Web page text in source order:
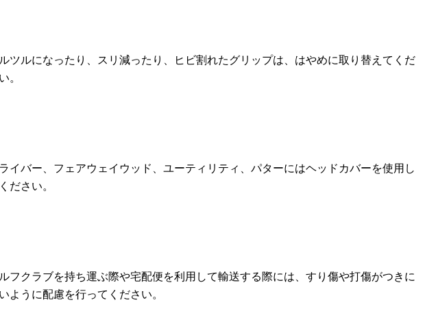
ツルになったり、スリ減ったり、ヒビ割れたグリップは、はやめに取り替えてくだ
。
ライバー、フェアウェイウッド、ユーティリティ、パターにはヘッドカバーを使用し
ださい。
フクラブを持ち運ぶ際や宅配便を利用して輸送する際には、すり傷や打傷がつきに
ように配慮を行ってください。